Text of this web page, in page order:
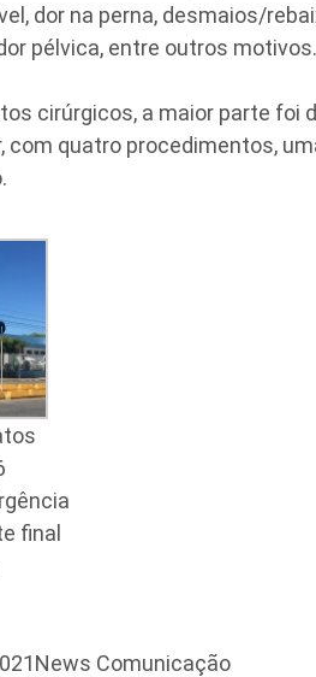
dor na perna, desmaios/
pélvica, entre outros motivos.
cirúrgicos, a maior parte foi
com quatro procedimentos,
final
Comunicação